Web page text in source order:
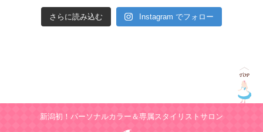
さらに読み込む Instagram でフォロー
新潟初！パーソナルカラー＆専属スタイリストサロン